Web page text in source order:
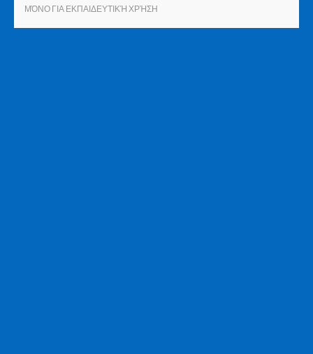
ΜΌΝΟ ΓΙΑ ΕΚΠΑΙΔΕΥΤΙΚΉ ΧΡΉΣΗ